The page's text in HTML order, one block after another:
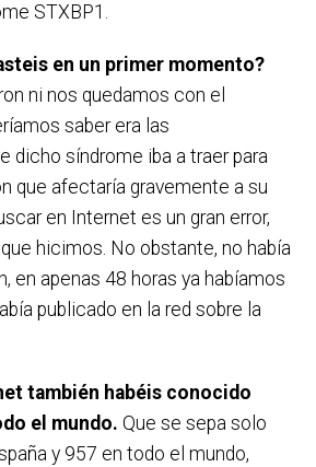
STXBP1.
en un primer momento?
ni nos quedamos con el
saber era las
dicho síndrome iba a traer para
que afectaría gravemente a su
en Internet es un gran error,
hicimos. No obstante, no había
en apenas 48 horas ya habíamos
publicado en la red sobre la
también habéis conocido
el mundo. Que se sepa solo
y 957 en todo el mundo,